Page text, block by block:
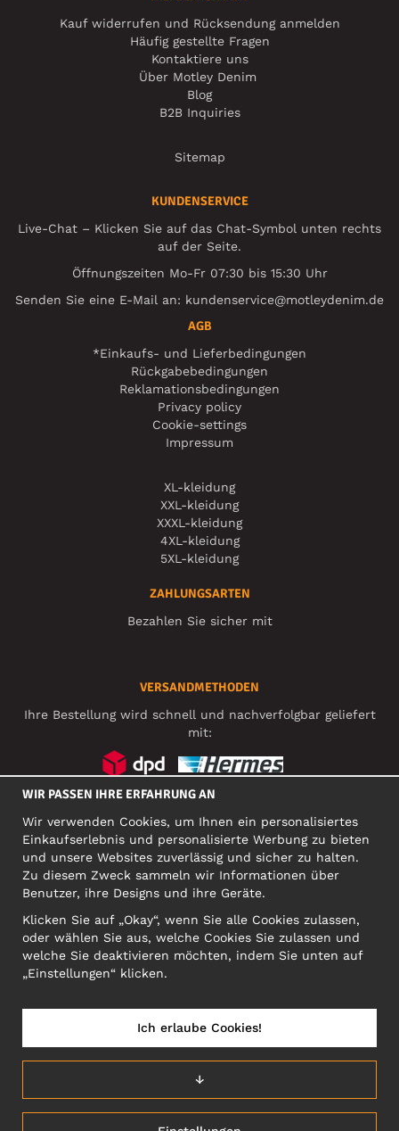
Kauf widerrufen und Rücksendung anmelden
Häufig gestellte Fragen
Kontaktiere uns
Über Motley Denim
Blog
B2B Inquiries
Sitemap
KUNDENSERVICE
Live-Chat – Klicken Sie auf das Chat-Symbol unten rechts
auf der Seite.
Öffnungszeiten Mo-Fr 07:30 bis 15:30 Uhr
Senden Sie eine E-Mail an: kundenservice@motleydenim.de
AGB
*Einkaufs- und Lieferbedingungen
Rückgabebedingungen
Reklamationsbedingungen
Privacy policy
Cookie-settings
Impressum
XL-kleidung
XXL-kleidung
XXXL-kleidung
4XL-kleidung
5XL-kleidung
ZAHLUNGSARTEN
Bezahlen Sie sicher mit
VERSANDMETHODEN
Ihre Bestellung wird schnell und nachverfolgbar geliefert
mit:
FIRMA
Narva mnt 5, EE-10117 Tallinn
Org: 12356245, VAT: EE101578318
ACHTUNG! Produktrücksendungen nicht an diese Adresse
DEUTSCHLAND/DEUTSCH (DE)
WIR PASSEN IHRE ERFAHRUNG AN
Wir verwenden Cookies, um Ihnen ein personalisiertes
Einkaufserlebnis und personalisierte Werbung zu bieten
und unsere Websites zuverlässig und sicher zu halten.
Zu diesem Zweck sammeln wir Informationen über
Benutzer, ihre Designs und ihre Geräte.
Klicken Sie auf „Okay“, wenn Sie alle Cookies zulassen,
oder wählen Sie aus, welche Cookies Sie zulassen und
welche Sie deaktivieren möchten, indem Sie unten auf
„Einstellungen“ klicken.
↓
Ich erlaube Cookies!